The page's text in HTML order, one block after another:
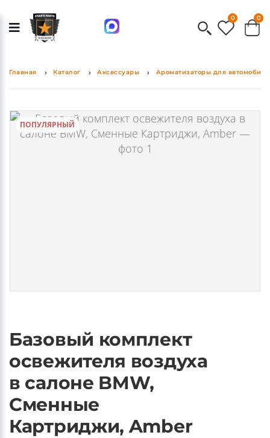
0 0
Главная Каталог Аксессуары Ароматизаторы для автомобиля
ПОПУЛЯРНЫЙ
Базовый комплект
освежителя воздуха
в салоне BMW,
Сменные
Картриджи, Amber